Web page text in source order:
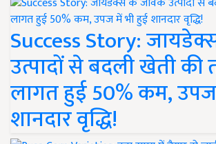
Success Story:
उत्पादों से बदली खेती की
लागत हुई 50% कम,
शानदार वृद्धि!